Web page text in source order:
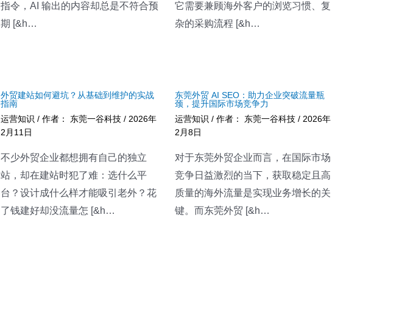
指令，AI 输出的内容却总是不符合预
期 [&h…
它需要兼顾海外客户的浏览习惯、复
杂的采购流程 [&h…
外贸建站如何避坑？从基础到维护的实战
指南
运营知识 / 作者： 东莞一谷科技 / 2026年
2月11日
不少外贸企业都想拥有自己的独立
站，却在建站时犯了难：选什么平
台？设计成什么样才能吸引老外？花
了钱建好却没流量怎 [&h…
东莞外贸 AI SEO：助力企业突破流量瓶
颈，提升国际市场竞争力
运营知识 / 作者： 东莞一谷科技 / 2026年
2月8日
对于东莞外贸企业而言，在国际市场
竞争日益激烈的当下，获取稳定且高
质量的海外流量是实现业务增长的关
键。而东莞外贸 [&h…